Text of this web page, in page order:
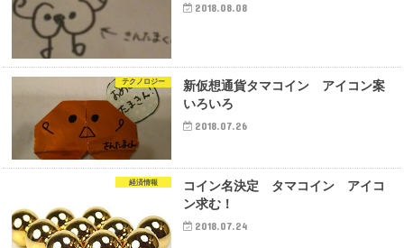
2018.08.08
テクノロジー
新仮想通貨タマコイン アイコン案
いろいろ
2018.07.26
経済情報
コイン名決定 タマコイン アイコ
ン求む！
2018.07.24